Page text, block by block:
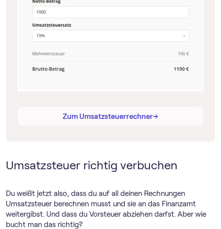
Zum Umsatzsteuerrechner→
→
Umsatzsteuer richtig verbuchen
Du weißt jetzt also, dass du auf all deinen Rechnungen
Umsatzsteuer berechnen musst und sie an das Finanzamt
weitergibst. Und dass du Vorsteuer abziehen darfst. Aber wie
bucht man das richtig?